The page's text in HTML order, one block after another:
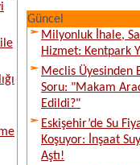
Güncel
Milyonluk İhale,
Hizmet: Kentpark
Meclis Üyesinden
Soru: "Makam
Edildi?"
Eskişehir’de Su
Koşuyor: İnşaat
Aştı!